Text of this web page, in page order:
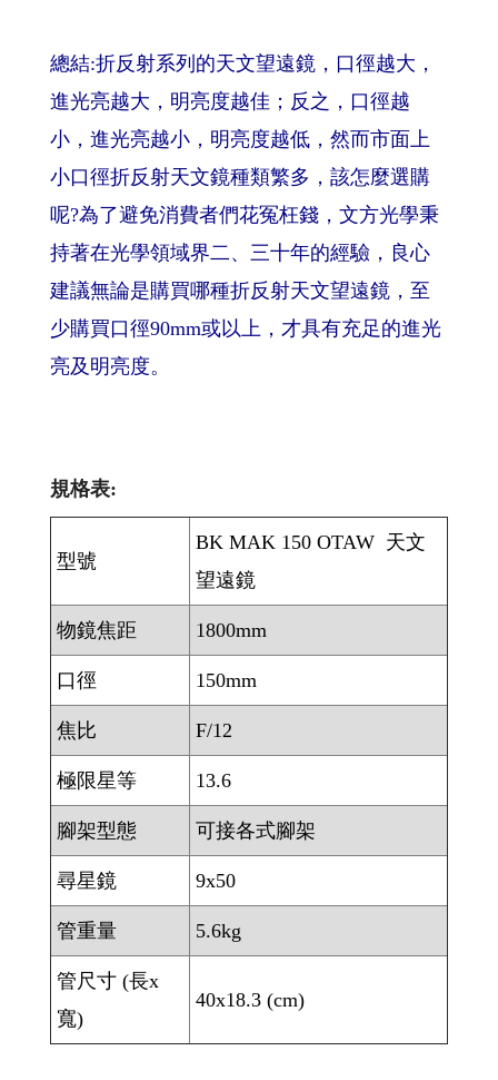
總結:折反射系列的天文望遠鏡，口徑越大，
進光亮越大，明亮度越佳；反之，口徑越
小，進光亮越小，明亮度越低，然而市面上
小口徑折反射天文鏡種類繁多，該怎麼選購
呢?為了避免消費者們花冤枉錢，文方光學秉
持著在光學領域界二、三十年的經驗，良心
建議無論是購買哪種折反射天文望遠鏡，至
少購買口徑90mm或以上，才具有充足的進光
亮及明亮度。
規格表:
型號
BK MAK 150 OTAW 天文
望遠鏡
物鏡焦距 1800mm
口徑 150mm
焦比 F/12
極限星等 13.6
腳架型態 可接各式腳架
尋星鏡 9x50
管重量 5.6kg
管尺寸 (長x
寬)
40x18.3 (cm)